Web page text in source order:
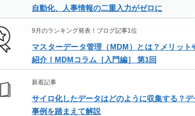
自動化、人事情報の二重入力がゼロに
9月のランキング発表！ブログ記事1位
マスターデータ管理（MDM）とは？メリット
紹介！MDMコラム［入門編］ 第1回
新着記事
サイロ化したデータはどのように収集する？デ
事例を踏まえて解説